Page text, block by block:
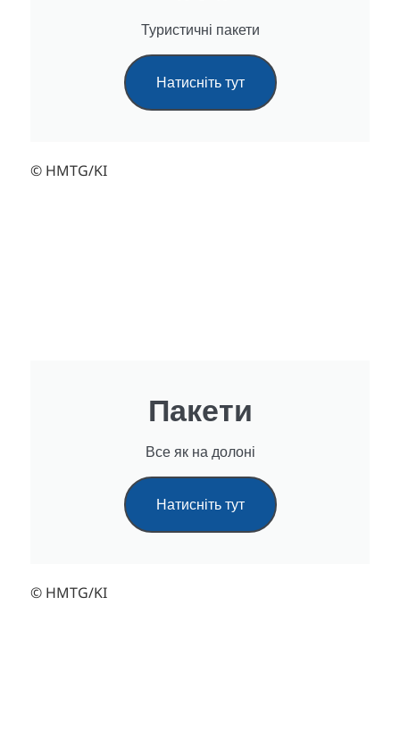
Туристичні пакети
Натисніть тут
© HMTG/KI
Пакети
Все як на долоні
Натисніть тут
© HMTG/KI